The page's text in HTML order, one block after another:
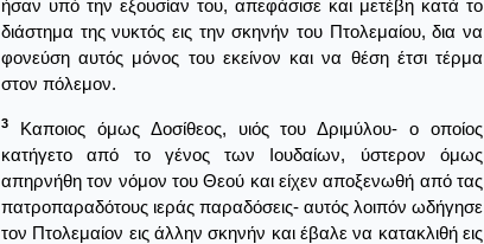
ήσαν υπό την εξουσίαν του, απεφάσισε και μετέβη κατά το
διάστημα της νυκτός εις την σκηνήν του Πτολεμαίου, δια να
φονεύση αυτός μόνος του εκείνον και να θέση έτσι τέρμα
στον πόλεμον.
3
Καποιος όμως Δοσίθεος, υιός του Δριμύλου- ο οποίος
κατήγετο από το γένος των Ιουδαίων, ύστερον όμως
απηρνήθη τον νόμον του Θεού και είχεν αποξενωθή από τας
πατροπαραδότους ιεράς παραδόσεις- αυτός λοιπόν ωδήγησε
τον Πτολεμαίον εις άλλην σκηνήν και έβαλε να κατακλιθή εις